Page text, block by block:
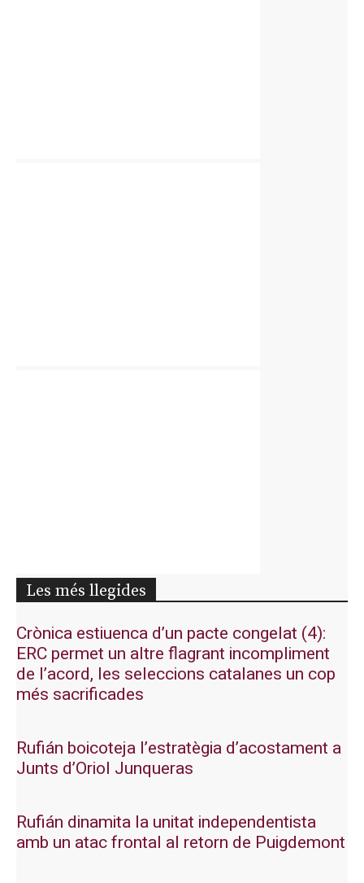
Les més llegides
Crònica estiuenca d’un pacte congelat (4):
ERC permet un altre flagrant incompliment
de l’acord, les seleccions catalanes un cop
més sacrificades
Rufián boicoteja l’estratègia d’acostament a
Junts d’Oriol Junqueras
Rufián dinamita la unitat independentista
amb un atac frontal al retorn de Puigdemont